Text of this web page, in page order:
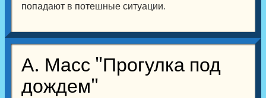
попадают в потешные ситуации.
А. Масс "Прогулка под
дождем"